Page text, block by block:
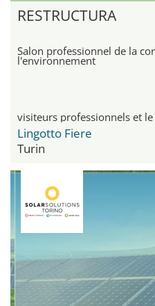
RESTRUCTURA
Salon professionnel de la
l'environnement
visiteurs professionnels et
Lingotto Fiere
Turin